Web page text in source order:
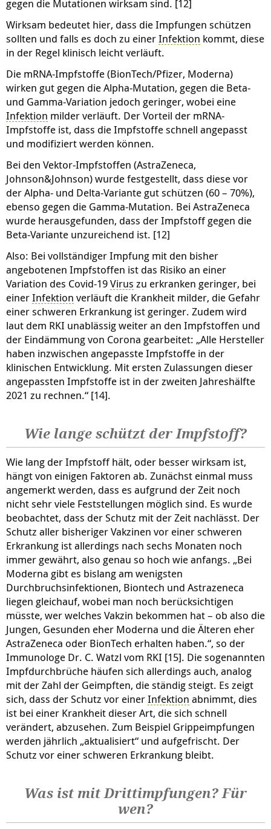
gegen die Mutationen wirksam sind. [12]
Wirksam bedeutet hier, dass die Impfungen schützen
sollten und falls es doch zu einerInfektion kommt, diese
in der Regel klinisch leicht verläuft.
Die mRNA-Impfstoffe (BionTech/Pfizer, Moderna)
wirken gut gegen die Alpha-Mutation, gegen die Beta-
und Gamma-Variation jedoch geringer, wobei eine
Infektion milder verläuft. Der Vorteil der mRNA-
Impfstoffe ist, dass die Impfstoffe schnell angepasst
und modifiziert werden können.
Bei den Vektor-Impfstoffen (AstraZeneca,
Johnson&Johnson) wurde festgestellt, dass diese vor
der Alpha- und Delta-Variante gut schützen (60 – 70%),
ebenso gegen die Gamma-Mutation. Bei AstraZeneca
wurde herausgefunden, dass der Impfstoff gegen die
Beta-Variante unzureichend ist. [12]
Also: Bei vollständiger Impfung mit den bisher
angebotenen Impfstoffen ist das Risiko an einer
Variation des Covid-19Virus zu erkranken geringer, bei
einerInfektion verläuft die Krankheit milder, die Gefahr
einer schweren Erkrankung ist geringer. Zudem wird
laut dem RKI unablässig weiter an den Impfstoffen und
der Eindämmung von Corona gearbeitet: „Alle Hersteller
haben inzwischen angepasste Impfstoffe in der
klinischen Entwicklung. Mit ersten Zulassungen dieser
angepassten Impfstoffe ist in der zweiten Jahreshälfte
2021 zu rechnen.“ [14].
Wie lange schützt der Impfstoff?
Wie lang der Impfstoff hält, oder besser wirksam ist,
hängt von einigen Faktoren ab. Zunächst einmal muss
angemerkt werden, dass es aufgrund der Zeit noch
nicht sehr viele Feststellungen möglich sind. Es wurde
beobachtet, dass der Schutz mit der Zeit nachlässt. Der
Schutz aller bisheriger Vakzinen vor einer schweren
Erkrankung ist allerdings nach sechs Monaten noch
immer gewährt, also genau so hoch wie anfangs. „Bei
Moderna gibt es bislang am wenigsten
Durchbruchsinfektionen, Biontech und Astrazeneca
liegen gleichauf, wobei man noch berücksichtigen
müsste, wer welches Vakzin bekommen hat – ob also die
Jungen, Gesunden eher Moderna und die Älteren eher
AstraZeneca oder BionTech erhalten haben.“, so der
Immunologe Dr. C. Watzl vom RKI [15]. Die sogenannten
Impfdurchbrüche häufen sich allerdings auch, analog
mit der Zahl der Geimpften, die ständig steigt. Es zeigt
sich, dass der Schutz vor einerInfektion abnimmt, dies
ist bei einer Krankheit dieser Art, die sich schnell
verändert, abzusehen. Zum Beispiel Grippeimpfungen
werden jährlich „aktualisiert“ und aufgefrischt. Der
Schutz vor einer schweren Erkrankung bleibt.
Was ist mit Drittimpfungen? Für
wen?